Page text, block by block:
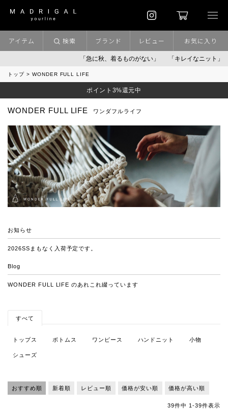
「急に秋、着るものがない」 「キレイなニット」 ポイン
アイテム 検索 ブランド レビュー お気に入り
トップ WONDER FULL LIFE
ポイント3%還元中
WONDER FULL LIFE ワンダフルライフ
お知らせ
2026SSまもなく入荷予定です。
Blog
WONDER FULL LIFE のあれこれ綴っています
すべて
トップス ボトムス ワンピース ハンドニット 小物
シューズ
おすすめ順 新着順 レビュー順 価格が安い順 価格が高い順
39件中 1-39件表示